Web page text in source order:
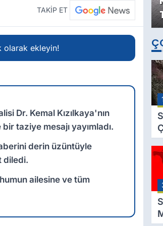
TAKİP ET
olarak ekleyin!
Dr. Kemal Kızılkaya'nın
taziye mesajı yayımladı.
derin üzüntüyle
diledi.
ailesine ve tüm